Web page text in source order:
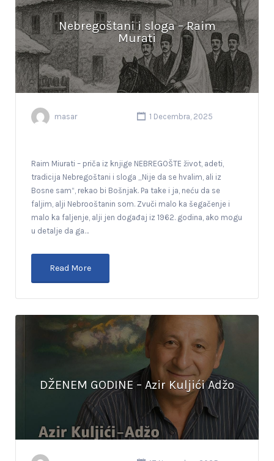
Nebregoštani i sloga – Raim
Murati
masar 1 Decembra, 2025
Raim Miurati – priča iz knjige NEBREGOŠTE život, adeti,
tradicija Nebregoštani i sloga „Nije da se hvalim, ali iz
Bosne sam“, rekao bi Bošnjak. Pa take i ja, neću da se
faljim, alji Nebrooštanin som. Zvuči malo ka šegačenje i
malo ka faljenje, alji jen događaj iz 1962. godina, ako mogu
u detalje da ga…
Read More
DŽENEM GODINE – Azir Kuljići Adžo